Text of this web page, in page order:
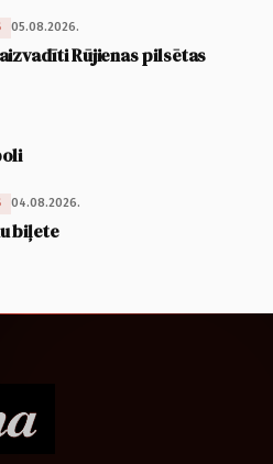
05.08.2026.
Rūjienas pilsētas
04.08.2026.
biļete